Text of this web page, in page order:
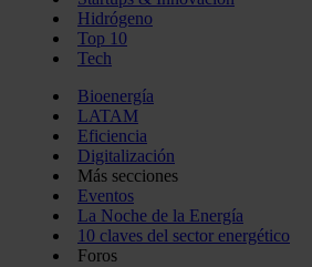
pueden combinarla con otra
del uso que haya hecho de sus
Hidrógeno
Top 10
Tech
Bioenergía
LATAM
Eficiencia
Digitalización
Más secciones
Eventos
La Noche de la Energía
10 claves del sector energético
Foros